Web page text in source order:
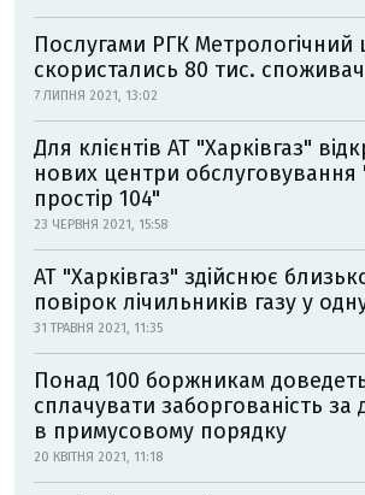
Послугами РГК Метрологічний
скористались 80 тис.
7 ЛИПНЯ 2021, 13:02
Для клієнтів АТ "Харківгаз"
нових центри обслуговування
простір 104"
23 ЧЕРВНЯ 2021, 15:58
АТ "Харківгаз" здійснює
повірок лічильників газу у
31 ТРАВНЯ 2021, 11:35
Понад 100 боржникам
сплачувати заборгованість за
в примусовому порядку
20 КВІТНЯ 2021, 11:18